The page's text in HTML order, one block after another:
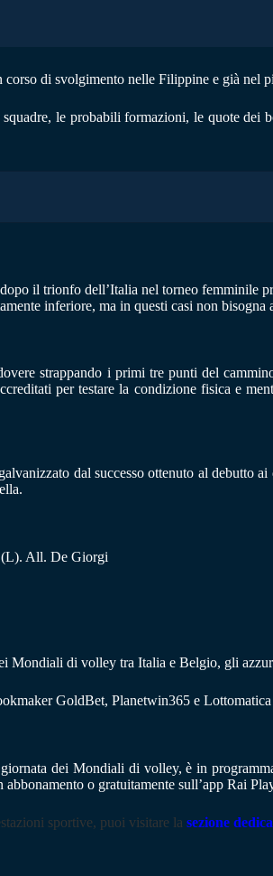
di svolgimento nelle Filippine e già nel
le probabili formazioni, le quote
il trionfo dell’Italia nel torneo femminile
inferiore, ma in questi casi non bisogna
strappando i primi tre punti del
per testare la condizione fisica e
dal successo ottenuto al debutto
(L). All. De Giorgi
Mondiali di volley tra Italia e Belgio, gli
GoldBet, Planetwin365 e
dei Mondiali di volley, è in
o gratuitamente sull’app Rai
sportive, puoi visitare la sezione